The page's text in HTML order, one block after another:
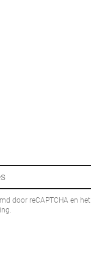
door reCAPTCHA en het